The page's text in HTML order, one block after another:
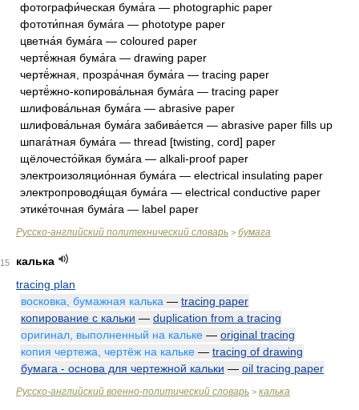
фотографи́ческая бума́га — photographic paper
фототи́пная бума́га — phototype paper
цветна́я бума́га — coloured paper
чертё́жная бума́га — drawing paper
чертё́жная, прозра́чная бума́га — tracing paper
чертё́жно-копирова́льная бума́га — tracing paper
шлифова́льная бума́га — abrasive paper
шлифова́льная бума́га забива́ется — abrasive paper fills up
шпага́тная бума́га — thread [twisting, cord] paper
щёлочесто́йкая бума́га — alkali-proof paper
электроизоляцио́нная бума́га — electrical insulating paper
электропроводя́щая бума́га — electrical conductive paper
этике́точная бума́га — label paper
Русско-английский политехнический словарь > бумага
15
калька
tracing plan
восковка, бумажная калька — tracing paper
копирование с кальки — duplication from a tracing
оригинал, выполненный на кальке — original tracing
копия чертежа, чертёж на кальке — tracing of drawing
бумага - основа для чертежной кальки — oil tracing paper
Русско-английский военно-политический словарь > калька